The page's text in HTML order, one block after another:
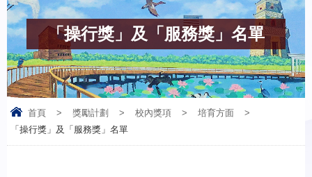
「操行獎」及「服務獎」名單
首頁 > 獎勵計劃 > 校內獎項 > 培育方面
>
「操行獎」及「服務獎」名單